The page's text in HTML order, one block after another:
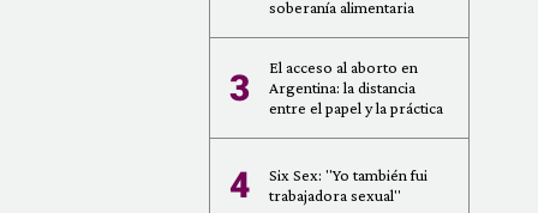
soberanía alimentaria
3
El acceso al aborto en
Argentina: la distancia
entre el papel y la práctica
4
Six Sex: "Yo también fui
trabajadora sexual"